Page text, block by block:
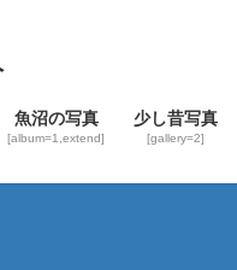
魚沼の写真
[album=1,extend]
少し昔写真
[gallery=2]